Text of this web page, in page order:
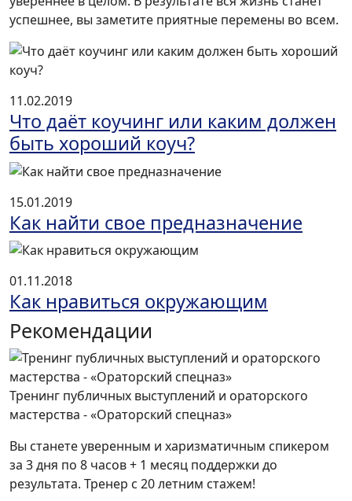
успешнее, вы заметите приятные перемены во всем.
11.02.2019
Что даёт коучинг или каким должен
быть хороший коуч?
15.01.2019
Как найти свое предназначение
01.11.2018
Как нравиться окружающим
Рекомендации
Тренинг публичных выступлений и ораторского
мастерства - «Ораторский спецназ»
Вы станете уверенным и харизматичным спикером
за 3 дня по 8 часов + 1 месяц поддержки до
результата. Тренер с 20 летним стажем!